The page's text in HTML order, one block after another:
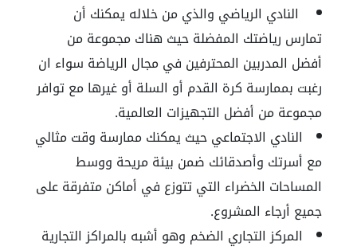
النادي الرياضي والذي من خلاله يمكنك أن
تمارس رياضتك المفضلة حيث هناك مجموعة من
أفضل المدربين المحترفين في مجال الرياضة سواء ان
رغبت بممارسة كرة القدم أو السلة أو غيرها مع توافر
مجموعة من أفضل التجهيزات العالمية.
النادي الاجتماعي حيث يمكنك ممارسة وقت مثالي
مع أسرتك وأصدقائك ضمن بيئة مريحة ووسط
المساحات الخضراء التي تتوزع في أماكن متفرقة على
جميع أرجاء المشروع.
المركز التجاري الضخم وهو أشبه بالمراكز التجارية